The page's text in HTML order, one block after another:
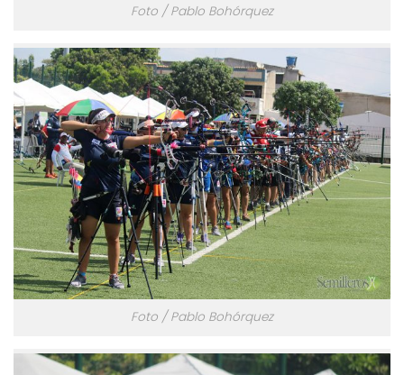
Foto / Pablo Bohórquez
Foto / Pablo Bohórquez